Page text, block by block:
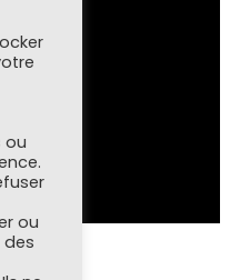
ou
ou
des